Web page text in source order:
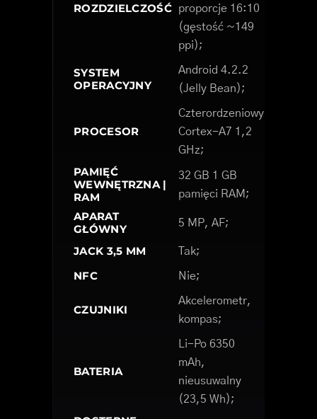
ROZDZIELCZOŚĆ
proporcje 16:10
(gęstość ~149
ppi);
SYSTEM
OPERACYJNY
Android 4.2.2
(Jelly Bean);
PROCESOR
Czterordzeniowy
Cortex-A7 1,2
GHz;
PAMIĘĆ
WEWNĘTRZNA |
RAM
32 GB 1 GB
pamięci RAM;
APARAT
GŁÓWNY
5 MP, AF;
JACK 3,5 MM Tak;
NFC Nie;
CZUJNIKI
Akcelerometr,
kompas;
BATERIA
Li-Po 6350
mAh,
nieusuwalny
(23,5 Wh);